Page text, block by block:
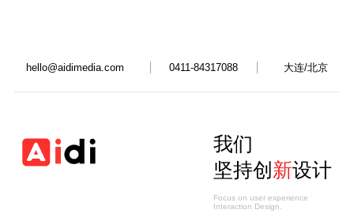
hello@aidimedia.com 0411-84317088 大连/北京
我们
坚持创 新设计
Focus on user experience
Interaction Design.